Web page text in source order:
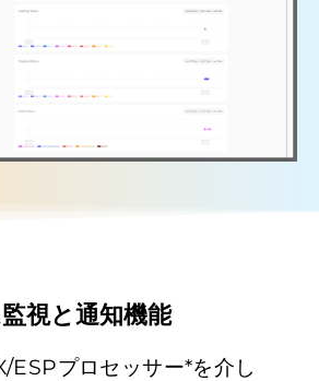
視と通知機能
ESPプロセッサー*を介し